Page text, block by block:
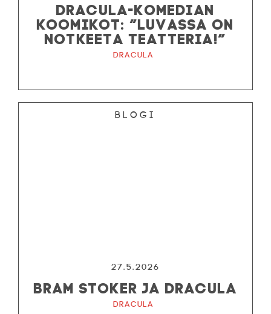
DRACULA-KOMEDIAN
KOOMIKOT: ”LUVASSA ON
NOTKEETA TEATTERIA!”
Dracula
Blogi
27.5.2026
BRAM STOKER JA DRACULA
Dracula